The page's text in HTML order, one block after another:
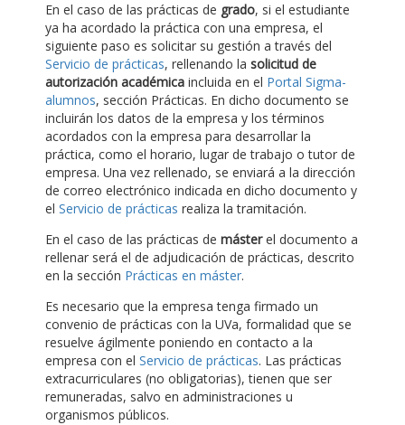
En el caso de las prácticas de grado, si el estudiante
ya ha acordado la práctica con una empresa, el
siguiente paso es solicitar su gestión a través del
Servicio de prácticas, rellenando la solicitud de
autorización académica incluida en el Portal Sigma-
alumnos, sección Prácticas. En dicho documento se
incluirán los datos de la empresa y los términos
acordados con la empresa para desarrollar la
práctica, como el horario, lugar de trabajo o tutor de
empresa. Una vez rellenado, se enviará a la dirección
de correo electrónico indicada en dicho documento y
el Servicio de prácticas realiza la tramitación.
En el caso de las prácticas de másterel documento a
rellenar será el de adjudicación de prácticas, descrito
en la sección Prácticas en máster.
Es necesario que la empresa tenga firmado un
convenio de prácticas con la UVa, formalidad que se
resuelve ágilmente poniendo en contacto a la
empresa con el Servicio de prácticas. Las prácticas
extracurriculares (no obligatorias), tienen que ser
remuneradas, salvo en administraciones u
organismos públicos.